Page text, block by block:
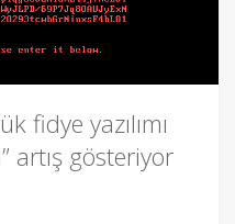
fidye yazılımı
artış gösteriyor